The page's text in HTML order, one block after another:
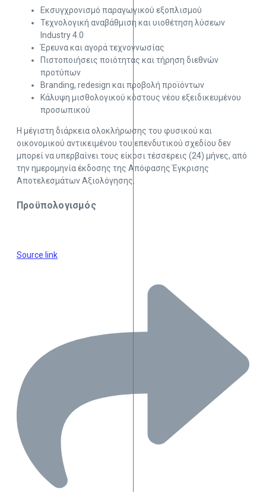
Εκσυγχρονισμό παραγωγικού εξοπλισμού
Τεχνολογική αναβάθμιση και υιοθέτηση λύσεων
Industry 4.0
Έρευνα και αγορά τεχνογνωσίας
Πιστοποιήσεις ποιότητας και τήρηση διεθνών
προτύπων
Branding, redesign και προβολή προϊόντων ​​
Κάλυψη μισθολογικού κόστους νέου εξειδικευμένου
προσωπικού
Η μέγιστη διάρκεια ολοκλήρωσης του φυσικού και
οικονομικού αντικειμένου του επενδυτικού σχεδίου δεν
μπορεί να υπερβαίνει τους είκοσι τέσσερεις (24) μήνες, από
την ημερομηνία έκδοσης της Απόφασης Έγκρισης
Αποτελεσμάτων Αξιολόγησης.​​
Προϋπολογισμός
Source link